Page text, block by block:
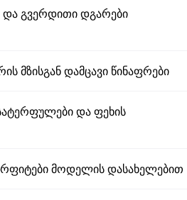
და გვერდითი დგარები
მზისგან დამცავი წინაფრები
და ფეხის
მოდელის დასახელებით